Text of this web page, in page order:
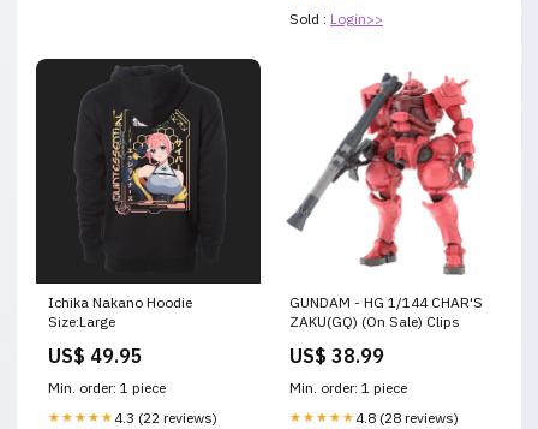
Sold : Login>>
Ichika Nakano Hoodie
Size:Large
US$ 49.95
Min. order: 1 piece
★★★★★ 4.3 (22 reviews)
GUNDAM - HG 1/144 CHAR'S
ZAKU(GQ) (On Sale) Clips
US$ 38.99
Min. order: 1 piece
★★★★★ 4.8 (28 reviews)